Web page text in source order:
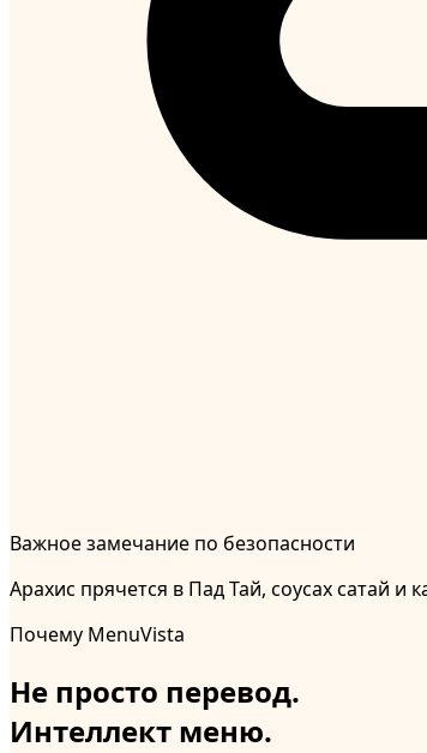
Важное замечание по безопасности
Арахис прячется в Пад Тай, соусах сатай
Почему MenuVista
Не просто перевод.
Интеллект меню.